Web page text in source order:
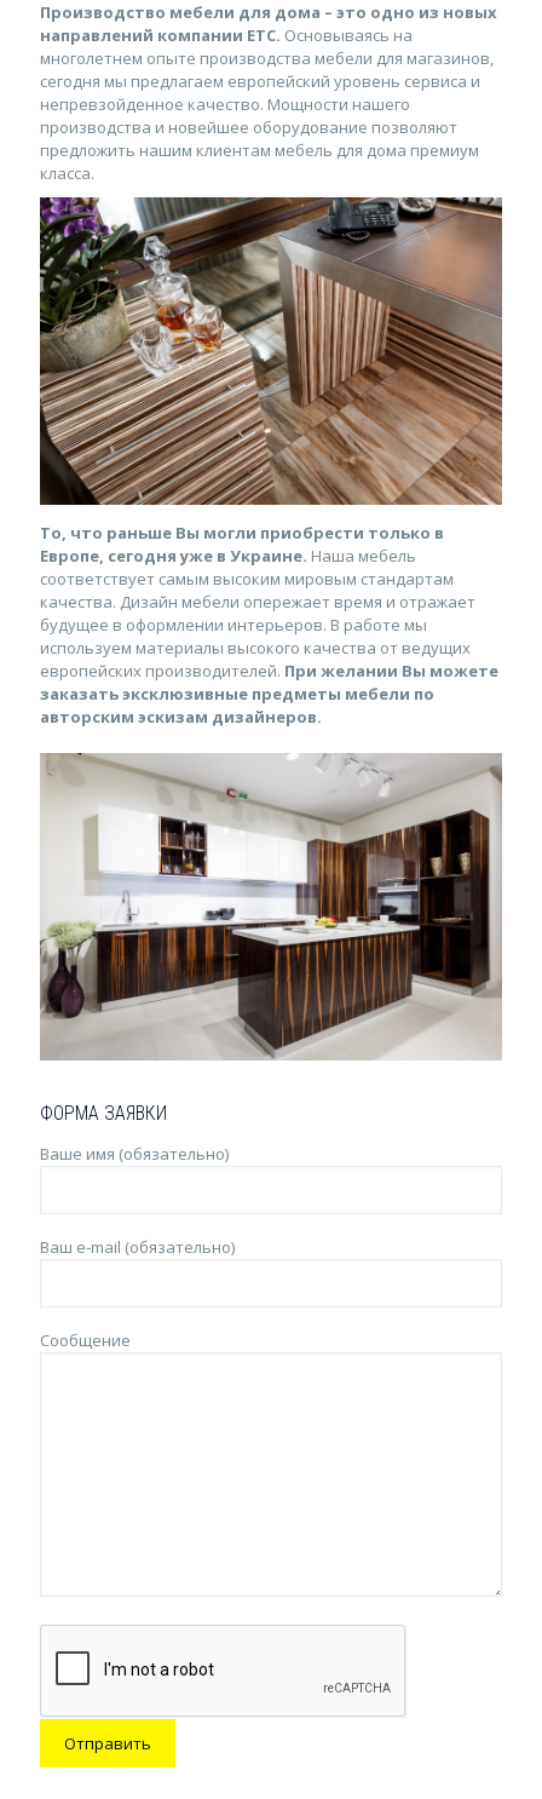
Производство мебели для дома – это одно из новых
направлений компании ЕТС. Основываясь на
многолетнем опыте производства мебели для магазинов,
сегодня мы предлагаем европейский уровень сервиса и
непревзойденное качество. Мощности нашего
производства и новейшее оборудование позволяют
предложить нашим клиентам мебель для дома премиум
класса.
То, что раньше Вы могли приобрести только в
Европе, сегодня уже в Украине. Наша мебель
соответствует самым высоким мировым стандартам
качества. Дизайн мебели опережает время и отражает
будущее в оформлении интерьеров. В работе мы
используем материалы высокого качества от ведущих
европейских производителей. При желании Вы можете
заказать эксклюзивные предметы мебели по
авторским эскизам дизайнеров.
ФОРМА ЗАЯВКИ
Ваше имя (обязательно)
Ваш e-mail (обязательно)
Сообщение